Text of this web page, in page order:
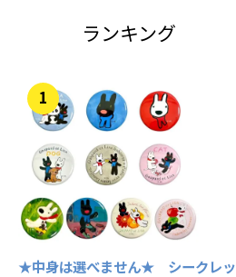
ランキング
1
★中身は選べません★ シークレッ